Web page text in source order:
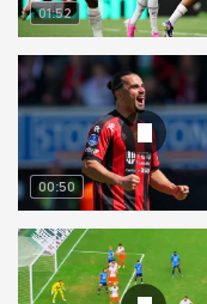
01:52
00:50